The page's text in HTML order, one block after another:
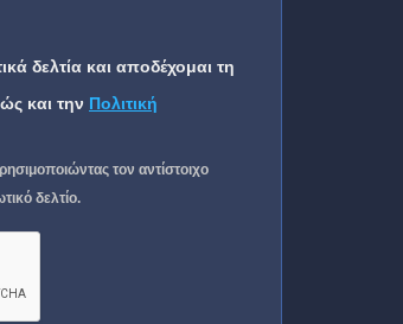
δελτία και αποδέχομαι τη
και την Πολιτική
τον αντίστοιχο
δελτίο.